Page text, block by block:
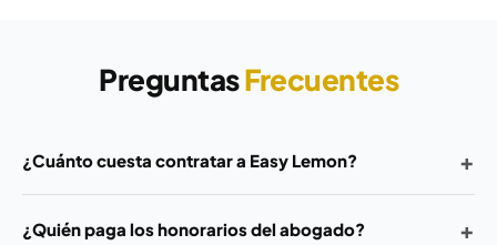
PreguntasFrecuentes
¿Cuánto cuesta contratar a Easy Lemon? +
¿Quién paga los honorarios del abogado? +